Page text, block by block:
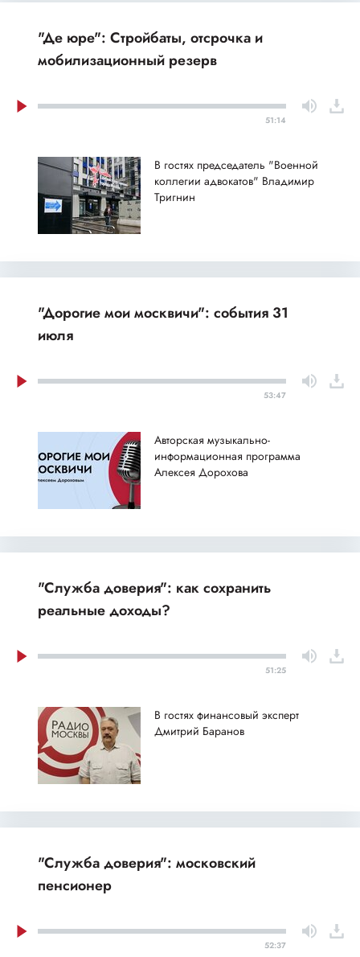
"Де юре": Стройбаты, отсрочка и
мобилизационный резерв
51:14
В гостях председатель "Военной
коллегии адвокатов" Владимир
Тригнин
"Дорогие мои москвичи": события 31
июля
53:47
Авторская музыкально-
информационная программа
Алексея Дорохова
"Служба доверия": как сохранить
реальные доходы?
51:25
В гостях финансовый эксперт
Дмитрий Баранов
"Служба доверия": московский
пенсионер
52:37